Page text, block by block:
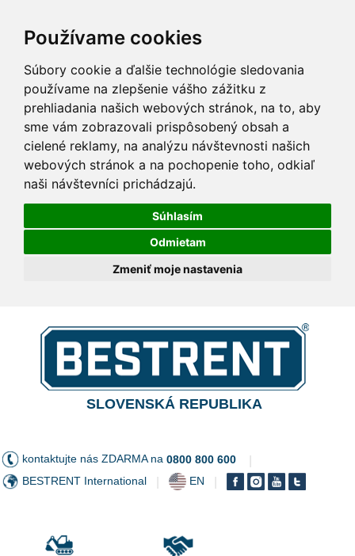
Používame cookies
Súbory cookie a ďalšie technológie sledovania
používame na zlepšenie vášho zážitku z
prehliadania našich webových stránok, na to, aby
sme vám zobrazovali prispôsobený obsah a
cielené reklamy, na analýzu návštevnosti našich
webových stránok a na pochopenie toho, odkiaľ
naši návštevníci prichádzajú.
Súhlasím
Odmietam
Zmeniť moje nastavenia
SLOVENSKÁ REPUBLIKA
kontaktujte nás ZDARMA na 0800 800 600
BESTRENT International EN